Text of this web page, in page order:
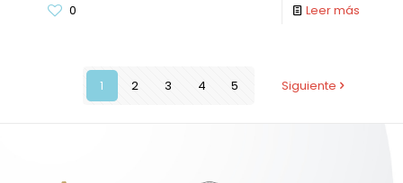
0 Leer más
1 2 3 4 5 Siguiente